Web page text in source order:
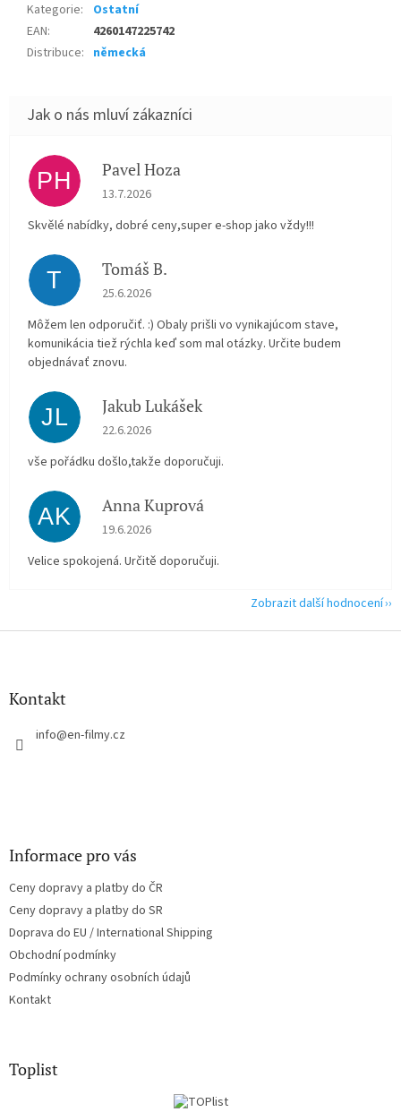
Kategorie:
Ostatní
EAN:
4260147225742
Distribuce: německá
PH Pavel Hoza
Hodnocení obchodu je 5 z 5 hvězdiček.
13.7.2026
Skvělé nabídky, dobré ceny,super e-shop jako vždy!!!
T Tomáš B.
Hodnocení obchodu je 5 z 5 hvězdiček.
25.6.2026
Môžem len odporučiť. :) Obaly prišli vo vynikajúcom stave,
komunikácia tiež rýchla keď som mal otázky. Určite budem
objednávať znovu.
JL Jakub Lukášek
Hodnocení obchodu je 5 z 5 hvězdiček.
22.6.2026
vše pořádku došlo,takže doporučuji.
AK Anna Kuprová
Hodnocení obchodu je 5 z 5 hvězdiček.
19.6.2026
Velice spokojená. Určitě doporučuji.
Zobrazit další hodnocení
Z
Kontakt
info@en-filmy.cz
Informace pro vás
Ceny dopravy a platby do ČR
Ceny dopravy a platby do SR
Doprava do EU / International Shipping
Obchodní podmínky
Podmínky ochrany osobních údajů
Kontakt
Toplist